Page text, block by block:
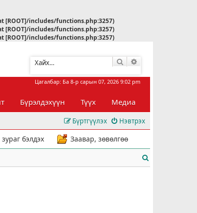
[ROOT]/includes/functions.php:3257)
[ROOT]/includes/functions.php:3257)
[ROOT]/includes/functions.php:3257)
Хайлт
Цагалбар: Ба 8-р сарын 07, 2026 9:02 pm
Бүрэлдэхүүн Түүх Медиа
Нэвтрэх
Бүртгүүлэх
бэлдэх Заавар, зөвөлгөө